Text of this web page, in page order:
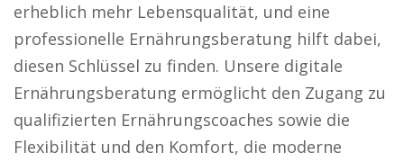
erheblich mehr Lebensqualität, und eine
professionelle Ernährungsberatung hilft dabei,
diesen Schlüssel zu finden. Unsere digitale
Ernährungsberatung ermöglicht den Zugang zu
qualifizierten Ernährungscoaches sowie die
Flexibilität und den Komfort, die moderne